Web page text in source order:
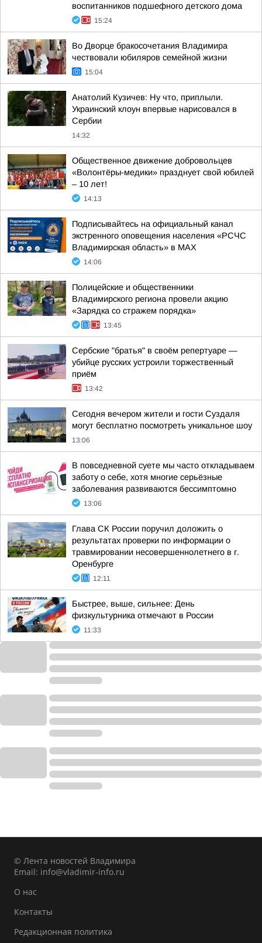
воспитанников подшефного детского дома
15:24
Во Дворце бракосочетания Владимира
чествовали юбиляров семейной жизни
15:04
Анатолий Кузичев: Ну что, приплыли.
Украинский клоун впервые нарисовался в
Сербии
14:32
Общественное движение добровольцев
«Волонтёры-медики» празднует свой юбилей
– 10 лет!
14:13
Подписывайтесь на официальный канал
экстренного оповещения населения «РСЧС
Владимирская область» в МАХ
14:06
Полицейские и общественники
Владимирского региона провели акцию
«Зарядка со стражем порядка»
13:45
Сербские "братья" в своём репертуаре —
убийце русских устроили торжественный
приём
13:42
Сегодня вечером жители и гости Суздаля
могут бесплатно посмотреть уникальное шоу
13:06
В повседневной суете мы часто откладываем
заботу о себе, хотя многие серьёзные
заболевания развиваются бессимптомно
13:06
Глава СК России поручил доложить о
результатах проверки по информации о
травмировании несовершеннолетнего в г.
Оренбурге
12:11
Быстрее, выше, сильнее: День
физкультурника отмечают в России
11:33
© Лента новостей Владимира
Email: info@vladimir-info.ru
О нас
Контакты
Редакционная политика